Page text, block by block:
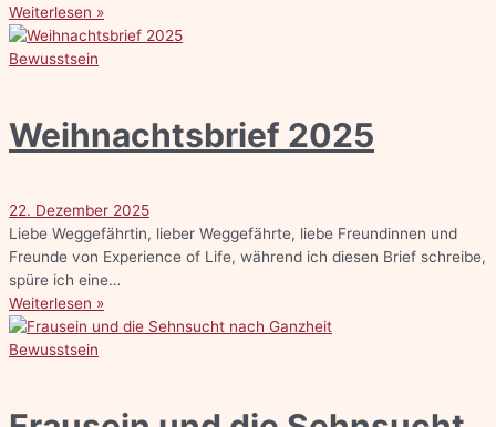
Weiterlesen »
Bewusstsein
Weihnachtsbrief 2025
22. Dezember 2025
Liebe Weggefährtin, lieber Weggefährte, liebe Freundinnen und
Freunde von Experience of Life, während ich diesen Brief schreibe,
spüre ich eine…
Weiterlesen »
Bewusstsein